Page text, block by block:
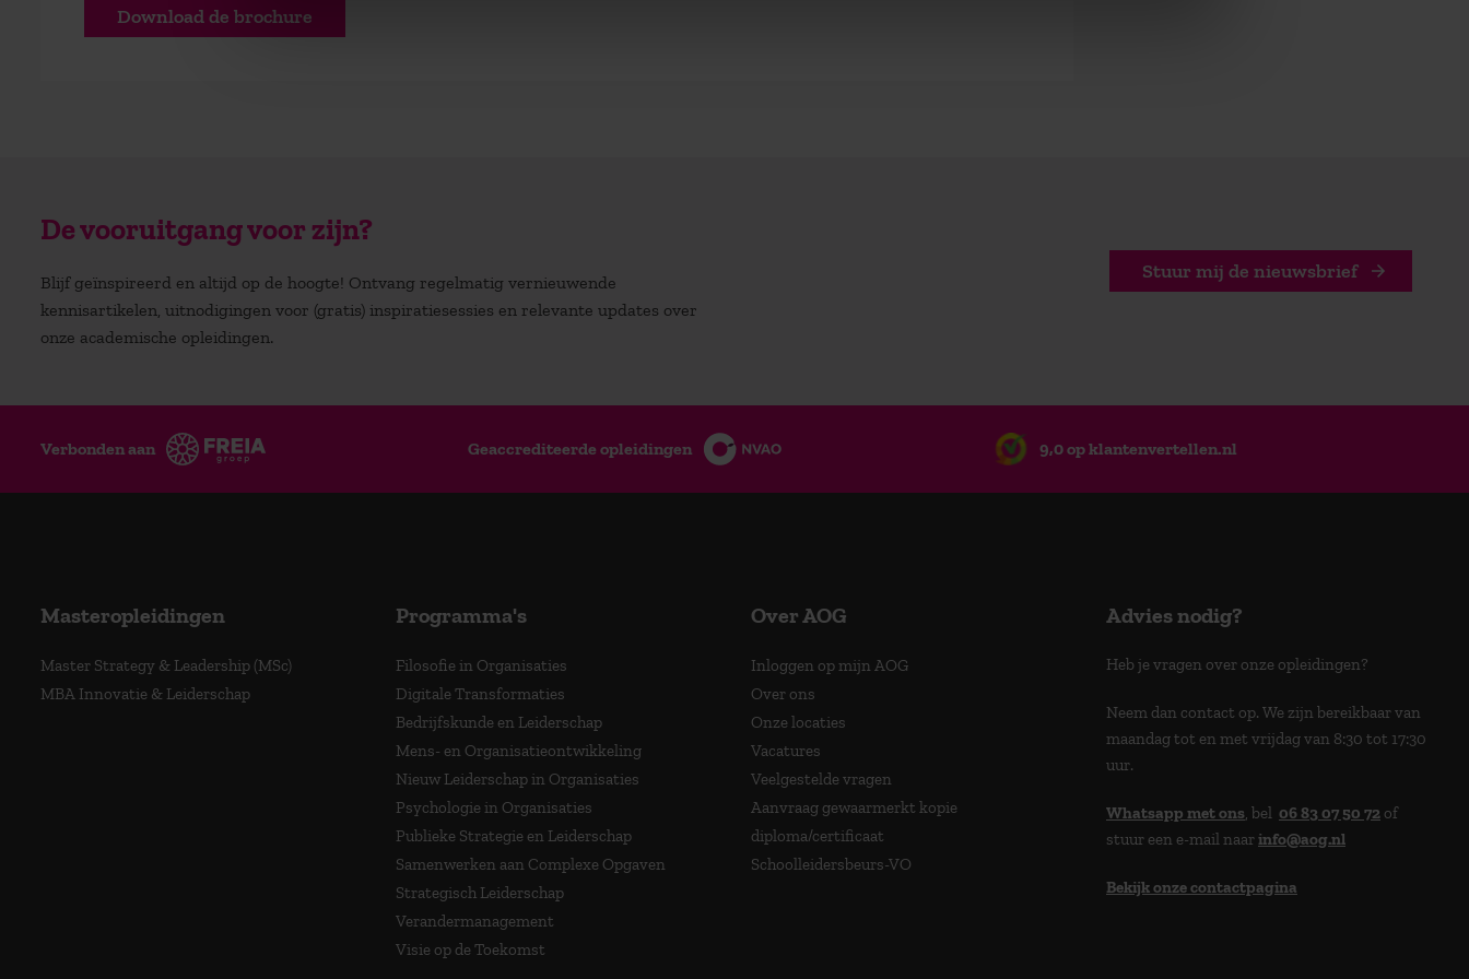
Download de brochure
De vooruitgang voor zijn?
Blijf geïnspireerd en altijd op de hoogte! Ontvang regelmatig vernieuwende
kennisartikelen, uitnodigingen voor (gratis) inspiratiesessies en relevante updates over
onze academische opleidingen.
Stuur mij de nieuwsbrief
Verbonden aan Geaccrediteerde opleidingen 9,0 op klantenvertellen.nl
Masteropleidingen
Master Strategy & Leadership (MSc)
MBA Innovatie & Leiderschap
Programma's
Filosofie in Organisaties
Digitale Transformaties
Bedrijfskunde en Leiderschap
Mens- en Organisatieontwikkeling
Nieuw Leiderschap in Organisaties
Psychologie in Organisaties
Publieke Strategie en Leiderschap
Samenwerken aan Complexe Opgaven
Strategisch Leiderschap
Verandermanagement
Visie op de Toekomst
Over AOG
Inloggen op mijn AOG
Over ons
Onze locaties
Vacatures
Veelgestelde vragen
Aanvraag gewaarmerkt kopie
diploma/certificaat
Schoolleidersbeurs-VO
Advies nodig?
Heb je vragen over onze opleidingen?
Neem dan contact op. We zijn bereikbaar van
maandag tot en met vrijdag van 8:30 tot 17:30
uur.
Whatsapp met ons, bel 06 83 07 50 72 of
stuur een e-mail naarinfo@aog.nl
Bekijk onze contactpagina